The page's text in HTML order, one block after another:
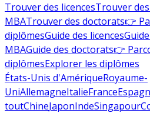
Trouver des licencesTrouver
MBATrouver des doctorats👉
diplômesGuide des licences
MBAGuide des doctorats👉
diplômesExplorer les diplômes
États-Unis d'AmériqueRoyaume-
UniAllemagneItalieFrance
toutChineJaponIndeSingapour